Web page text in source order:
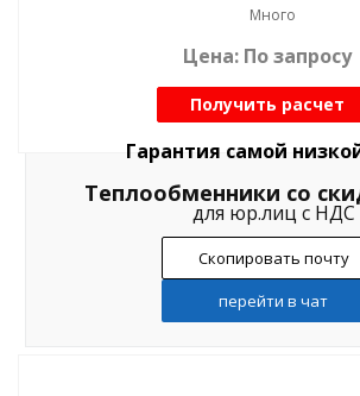
Много
Цена: По запросу
Получить расчет
Гарантия самой
Теплообменники со
для юр.лиц с НДС
перейти в чат
Скопировать почту